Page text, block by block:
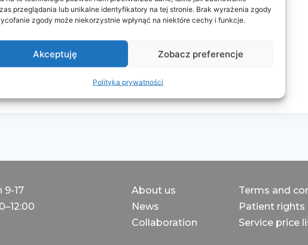
przeglądania lub unikalne identyfikatory na tej stronie. Brak wyrażenia zgody
zgody może niekorzystnie wpłynąć na niektóre cechy i funkcje.
Akceptuję Zobacz preferencje
Polityka prywatności
9-17
About us
News
Collaboration
Terms and
Patient rights
Service price